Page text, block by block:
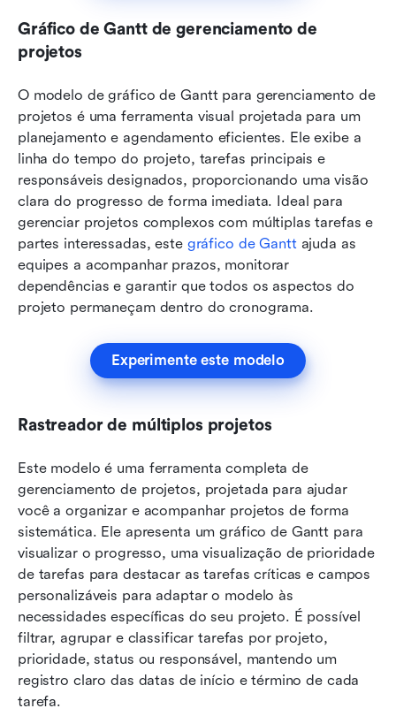
Gráfico de Gantt de gerenciamento de
projetos
O modelo de gráfico de Gantt para gerenciamento de
projetos é uma ferramenta visual projetada para um
planejamento e agendamento eficientes. Ele exibe a
linha do tempo do projeto, tarefas principais e
responsáveis designados, proporcionando uma visão
clara do progresso de forma imediata. Ideal para
gerenciar projetos complexos com múltiplas tarefas e
partes interessadas, este gráfico de Gantt ajuda as
equipes a acompanhar prazos, monitorar
dependências e garantir que todos os aspectos do
projeto permaneçam dentro do cronograma.
Experimente este modelo
Rastreador de múltiplos projetos
Este modelo é uma ferramenta completa de
gerenciamento de projetos, projetada para ajudar
você a organizar e acompanhar projetos de forma
sistemática. Ele apresenta um gráfico de Gantt para
visualizar o progresso, uma visualização de prioridade
de tarefas para destacar as tarefas críticas e campos
personalizáveis para adaptar o modelo às
necessidades específicas do seu projeto. É possível
filtrar, agrupar e classificar tarefas por projeto,
prioridade, status ou responsável, mantendo um
registro claro das datas de início e término de cada
tarefa.